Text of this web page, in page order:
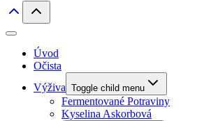
Úvod
Očista
Výživa Toggle child menu
Fermentované Potraviny
Kyselina Askorbová